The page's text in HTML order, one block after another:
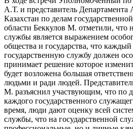
А.Т. и представитель Департамента
Казахстан по делам
области Беккулов М. отметили, что
службы является выражением
общества и государства, что
государственную службу должен
принимает решение которое
будет возложена большая
людьми и ради людей.
М. разъяснил участвующим, что по
каждого государственного
время, люди дают оценку всей
службы, что на государственной